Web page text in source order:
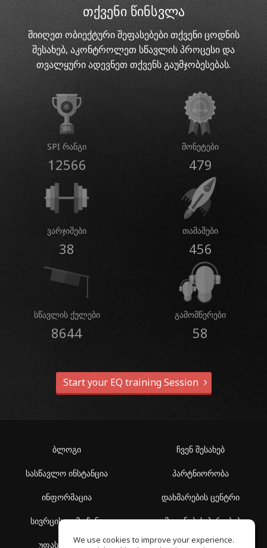
თქვენი წინსვლა
მიიღეთ ობიექტური შეფასებები თქვენი ცოდნის
შესახებ, აკონტროლეთ სწავლის პროცესი და
თვალყური ადევნეთ თქვენს გაუმჯობესებას.
SPI რანგი
12566
მონეტები
479
ვარჯიშები
38
თამაშები
456
სწავლის ქულები
8644
გამომწერები
58
Start your EQ training Session
ბლოგი
სასწავლო ინსტანცია
ინფორმაცია
სივრცის აღმოჩენა
უფასო სკოლა
ჩვენ შესახებ
პარტნიორობა
დახმარების ცენტრი
გამოყენების პირობები
კონფიდენციალურობის
We use cookies to improve your experience.